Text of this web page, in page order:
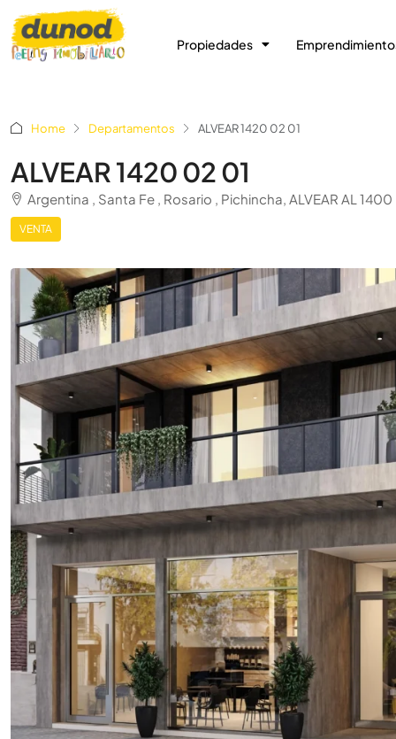
Propiedades
Home Departamentos ALVEAR 1420 02 01
ALVEAR 1420 02 01
Argentina , Santa Fe , Rosario , Pichincha, ALVEAR AL 1400
VENTA